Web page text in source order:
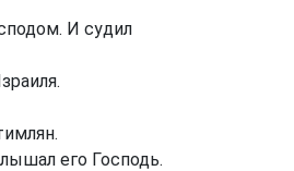
И судил
его Господь.